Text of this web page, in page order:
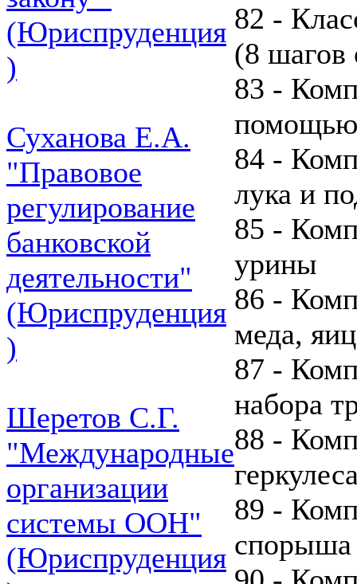
(Юриспруденция
)
Суханова Е.А.
"Правовое
регулирование
банковской
деятельности"
(Юриспруденция
)
Шеретов С.Г.
"Международные
организации
системы ООН"
(Юриспруденция
82 -
(8 шагов
83 -
помощью
84 -
лука и
85 -
урины
86 -
меда,
87 -
набора
88 -
89 -
спорыша